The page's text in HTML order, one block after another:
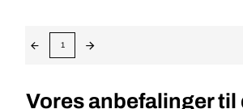
1
Vores anbefalinger til